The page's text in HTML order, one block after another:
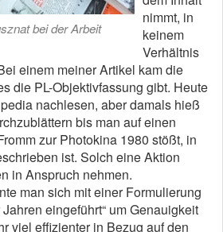
bei der Arbeit
nimmt, in
keinem
Verhältnis
einem meiner Artikel kam die
die PL-Objektivfassung gibt. Heute
nachlesen, aber damals hieß
bis man auf einen
zur Photokina 1980 stößt, in
ist. Solch eine Aktion
in Anspruch nehmen.
man sich mit einer Formulierung
eingeführt“ um Genauigkeit
viel effizienter in Bezug auf den